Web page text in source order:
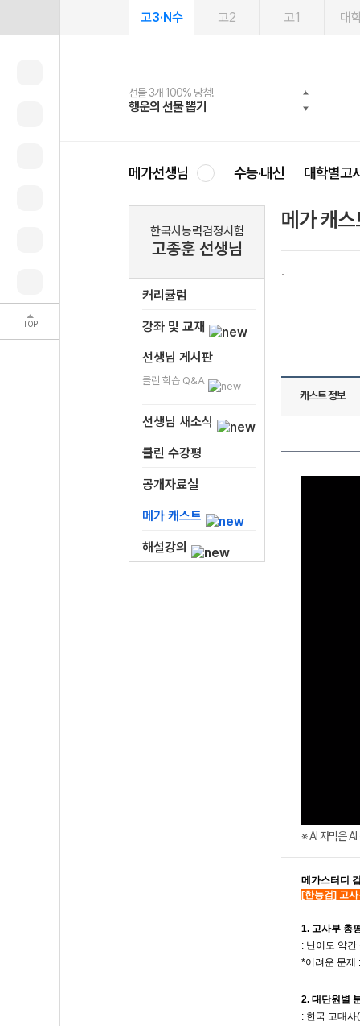
TOP
고3·N수 고2 고1 대
선물 3개 100% 당첨!
행운의 선물 뽑기
선물 100% 증정!
메가스터디 X 올리브
여름방학 스터디 캐시백
메가런 썸머스쿨
2027 러셀 단과
강사 공개선발
스마트러닝앱
설문 EVENT
메가패스
3일 무료 체험권
메가패스 수강생 무료혜택!
메가클럽 멤버십
사회공헌 캠페인
희망이룸 메가나눔
메가선생님 수능·내신 대학별고
한국사능력검정시험
고종훈 선생님
커리큘럼
강좌 및 교재
선생님 게시판
클린 학습 Q&A
선생님 새소식
클린 수강평
공개자료실
메가 캐스트
해설강의
메가 캐스
캐스트 정보
※ AI 자막은 AI
메가스터디
[한능검] 고
1. 고사부 총
: 난이도 약간
*어려운 문제
2. 대단원별
: 한국 고대사